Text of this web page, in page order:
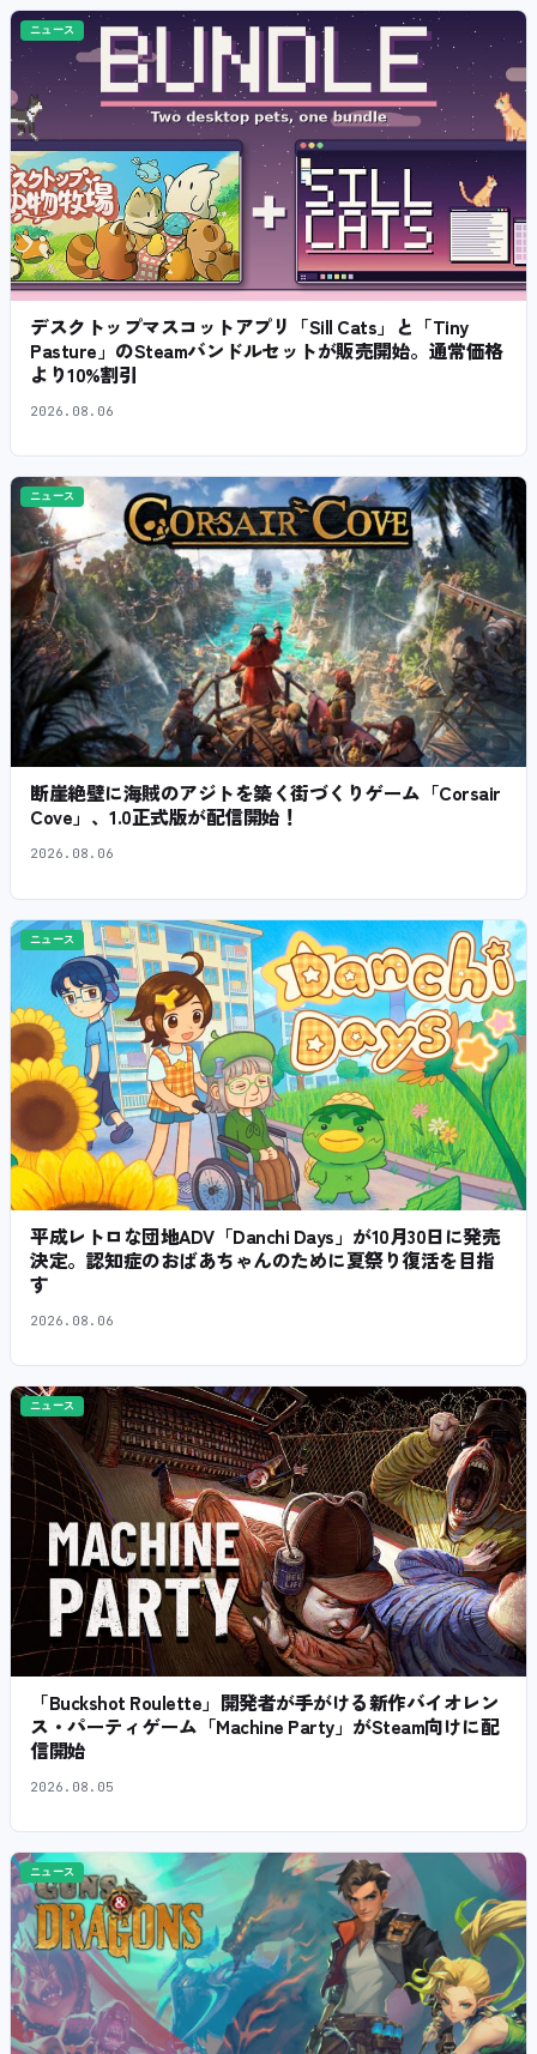
ニュース
デスクトップマスコットアプリ「Sill Cats」と「Tiny
Pasture」のSteamバンドルセットが販売開始。通常価格
より10%割引
2026.08.06
ニュース
断崖絶壁に海賊のアジトを築く街づくりゲーム「Corsair
Cove」、1.0正式版が配信開始！
2026.08.06
ニュース
平成レトロな団地ADV「Danchi Days」が10月30日に発売
決定。認知症のおばあちゃんのために夏祭り復活を目指
す
2026.08.06
ニュース
「Buckshot Roulette」開発者が手がける新作バイオレン
ス・パーティゲーム「Machine Party」がSteam向けに配
信開始
2026.08.05
ニュース